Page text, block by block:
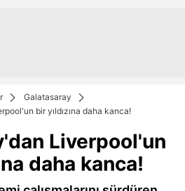
Galatasaray
bir yıldızına daha kanca!
Liverpool'un
daha kanca!